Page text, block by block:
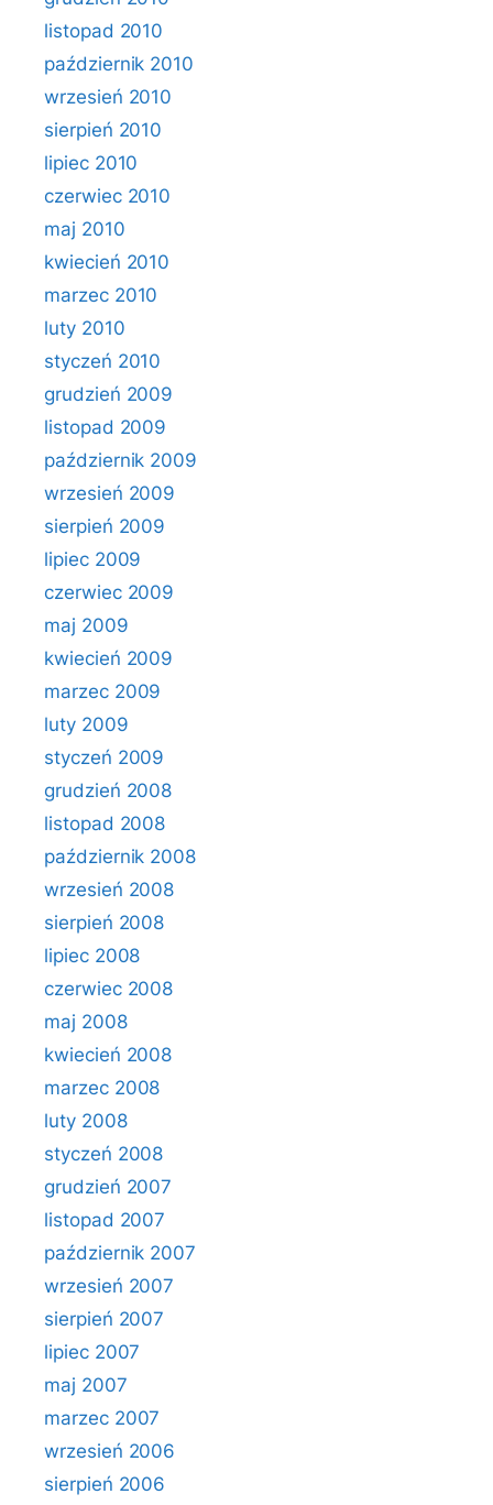
listopad 2010
październik 2010
wrzesień 2010
sierpień 2010
lipiec 2010
czerwiec 2010
maj 2010
kwiecień 2010
marzec 2010
luty 2010
styczeń 2010
grudzień 2009
listopad 2009
październik 2009
wrzesień 2009
sierpień 2009
lipiec 2009
czerwiec 2009
maj 2009
kwiecień 2009
marzec 2009
luty 2009
styczeń 2009
grudzień 2008
listopad 2008
październik 2008
wrzesień 2008
sierpień 2008
lipiec 2008
czerwiec 2008
maj 2008
kwiecień 2008
marzec 2008
luty 2008
styczeń 2008
grudzień 2007
listopad 2007
październik 2007
wrzesień 2007
sierpień 2007
lipiec 2007
maj 2007
marzec 2007
wrzesień 2006
sierpień 2006